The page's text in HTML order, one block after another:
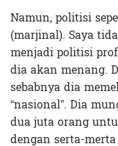
Namun, politisi
(marjinal). Saya
menjadi politisi
dia akan menang.
sebabnya dia
“nasional”. Dia
dua juta orang
dengan serta-